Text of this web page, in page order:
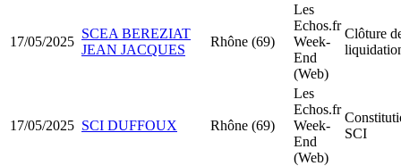
17/05/2025
SCEA BEREZIAT
JEAN JACQUES
Rhône (69)
Les
Echos.fr
Week-
End
(Web)
Clôture
17/05/2025 SCI DUFFOUX Rhône (69)
Les
Echos.fr
Week-
End
(Web)
SCI